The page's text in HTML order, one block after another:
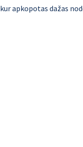
kur apkopotas dažas